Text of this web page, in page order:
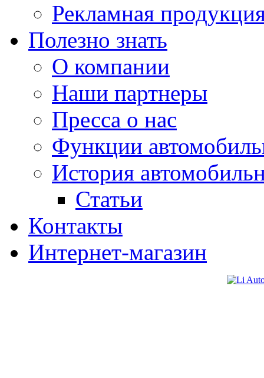
Рекламная
Полезно знать
О компании
Наши партнеры
Пресса о нас
Функции
История
Статьи
Контакты
Интернет-магазин